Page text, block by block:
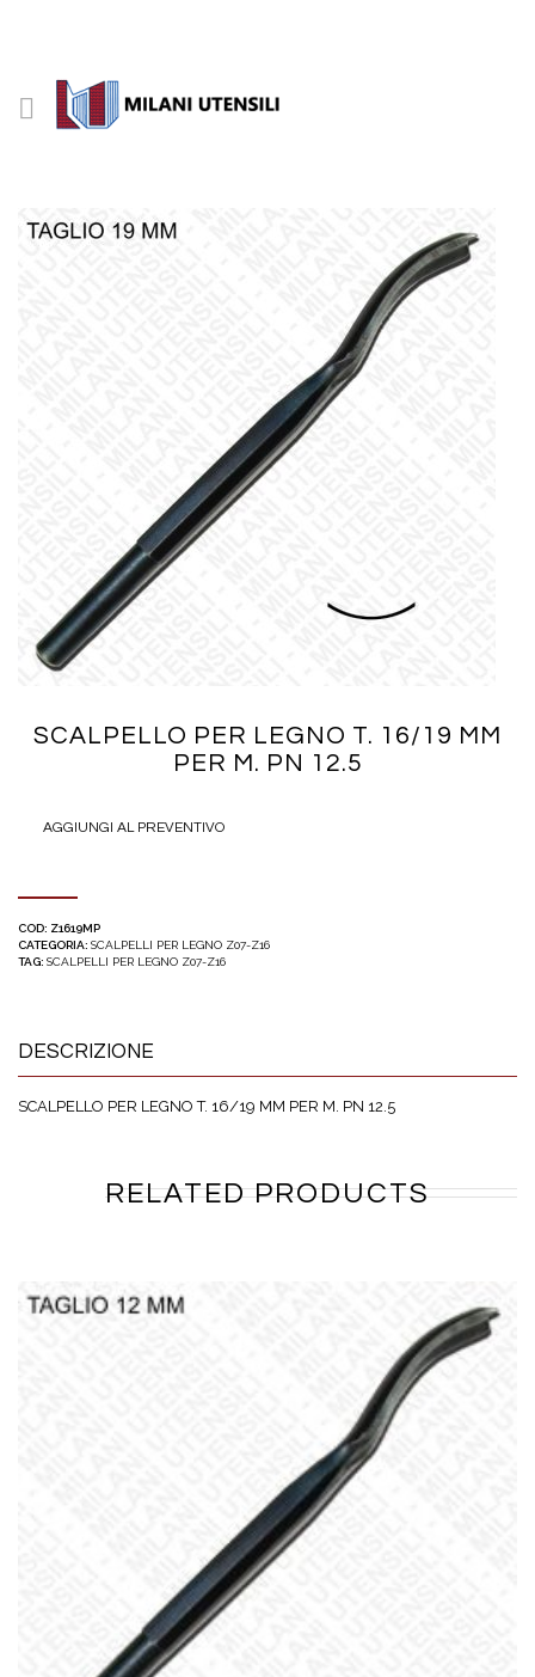
SCALPELLO PER LEGNO T. 16/19 MM
PER M. PN 12.5
AGGIUNGI AL PREVENTIVO
COD: Z1619MP
CATEGORIA: SCALPELLI PER LEGNO Z07-Z16
TAG: SCALPELLI PER LEGNO Z07-Z16
DESCRIZIONE
SCALPELLO PER LEGNO T. 16/19 MM PER M. PN 12.5
RELATED PRODUCTS